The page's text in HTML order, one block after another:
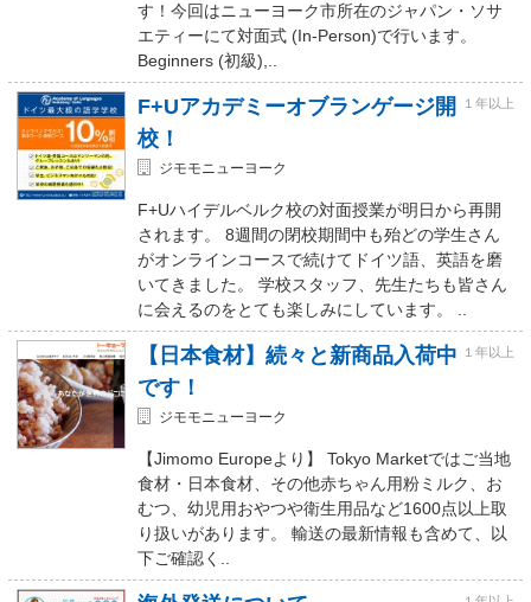
す！今回はニューヨーク市所在のジャパン・ソサ
エティーにて対面式 (In-Person)で行います。
Beginners (初級),..
F+Uアカデミーオブランゲージ開
校！
１年以上
ジモモニューヨーク
F+Uハイデルベルク校の対面授業が明日から再開
されます。 8週間の閉校期間中も殆どの学生さん
がオンラインコースで続けてドイツ語、英語を磨
いてきました。 学校スタッフ、先生たちも皆さん
に会えるのをとても楽しみにしています。 ..
【日本食材】続々と新商品入荷中
です！
１年以上
ジモモニューヨーク
【Jimomo Europeより】 Tokyo Marketではご当地
食材・日本食材、その他赤ちゃん用粉ミルク、お
むつ、幼児用おやつや衛生用品など1600点以上取
り扱いがあります。 輸送の最新情報も含めて、以
下ご確認く..